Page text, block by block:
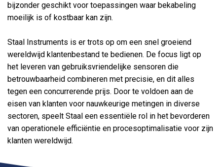
bijzonder geschikt voor toepassingen waar bekabeling
moeilijk is of kostbaar kan zijn.
Staal Instruments is er trots op om een snel groeiend
wereldwijd klantenbestand te bedienen. De focus ligt op
het leveren van gebruiksvriendelijke sensoren die
betrouwbaarheid combineren met precisie, en dit alles
tegen een concurrerende prijs. Door te voldoen aan de
eisen van klanten voor nauwkeurige metingen in diverse
sectoren, speelt Staal een essentiële rol in het bevorderen
van operationele efficiëntie en procesoptimalisatie voor zijn
klanten wereldwijd.